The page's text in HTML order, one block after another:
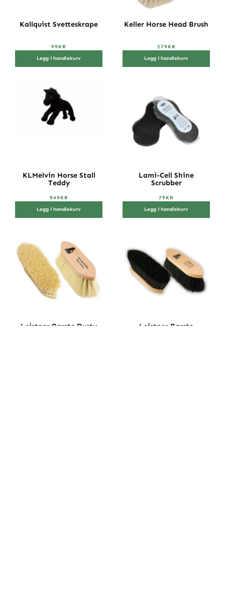
Kallquist Svetteskrape
99KR
Legg i handlekurv
Keller Horse Head Brush
279KR
Legg i handlekurv
KLMelvin Horse Stall
Teddy
949KR
Legg i handlekurv
Lami-Cell Shine
Scrubber
79KR
Legg i handlekurv
Leistner Børste Dusty
Leistner Børste